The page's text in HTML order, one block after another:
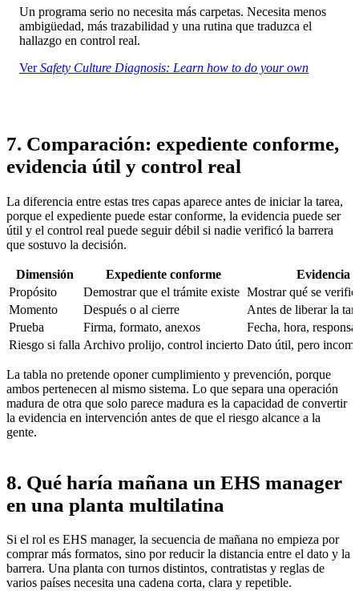
Un programa serio no necesita más carpetas. Necesita menos
ambigüedad, más trazabilidad y una rutina que traduzca el
hallazgo en control real.
VerSafety Culture Diagnosis: Learn how to do your own
7. Comparación: expediente conforme,
evidencia útil y control real
La diferencia entre estas tres capas aparece antes de iniciar la tarea,
porque el expediente puede estar conforme, la evidencia puede ser
útil y el control real puede seguir débil si nadie verificó la barrera
que sostuvo la decisión.
Dimensión Expediente conforme
Evidencia
Propósito
Demostrar que el trámite existe Mostrar qué se
Momento
Después o al cierre
Antes de liberar la
Prueba
Firma, formato, anexos
Fecha, hora,
Riesgo si falla Archivo prolijo, control incierto Dato útil, pero
La tabla no pretende oponer cumplimiento y prevención, porque
ambos pertenecen al mismo sistema. Lo que separa una operación
madura de otra que solo parece madura es la capacidad de convertir
la evidencia en intervención antes de que el riesgo alcance a la
gente.
8. Qué haría mañana un EHS manager
en una planta multilatina
Si el rol es EHS manager, la secuencia de mañana no empieza por
comprar más formatos, sino por reducir la distancia entre el dato y la
barrera. Una planta con turnos distintos, contratistas y reglas de
varios países necesita una cadena corta, clara y repetible.